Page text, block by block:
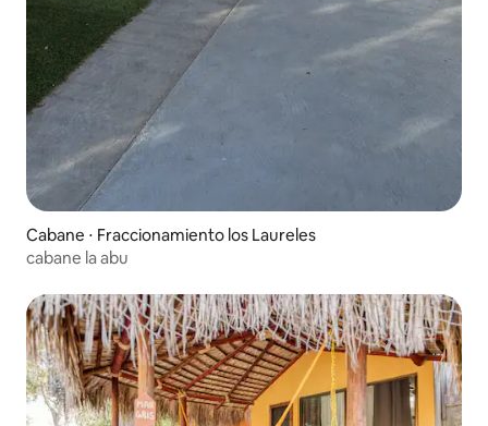
Cabane ⋅ Fraccionamiento los Laureles
cabane la abu